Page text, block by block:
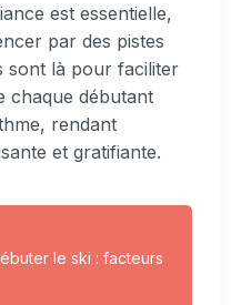
est essentielle,
par des pistes
sont là pour faciliter
chaque débutant
rendant
et gratifiante.
le ski : facteurs